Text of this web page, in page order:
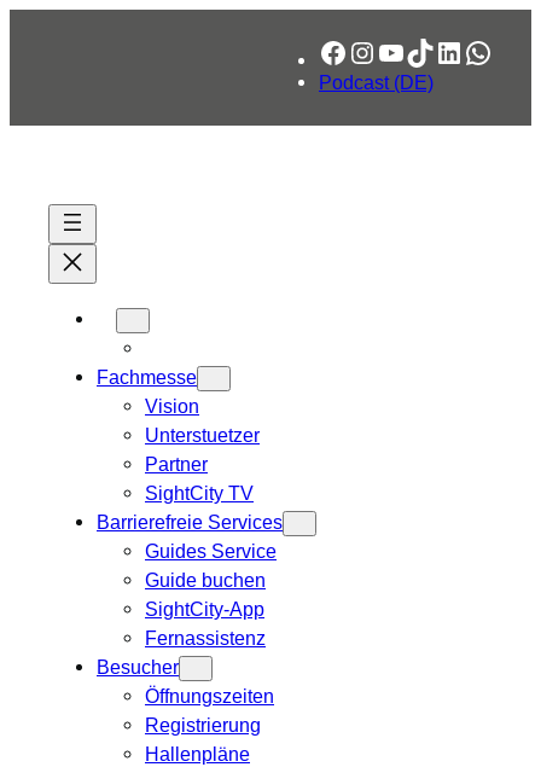
Facebook
Instagram
YouTube
TikTok
LinkedIn
Podcast (DE)
Fachmesse
Vision
Unterstuetzer
Partner
SightCity TV
Barrierefreie Services
Guides Service
Guide buchen
SightCity-App
Fernassistenz
Besucher
Öffnungszeiten
Registrierung
Hallenpläne